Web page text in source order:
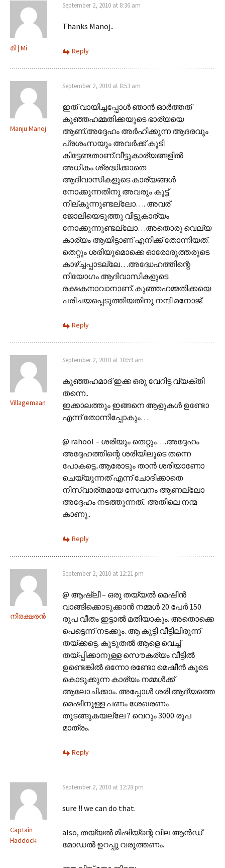
മി | Mi
September 2, 2010 at 8:36 am
Thanks Manoj..
Reply
Manju Manoj
September 2, 2010 at 8:53 am
ഇത് വായിച്ചപ്പോള്‍ ഞാന്‍ ഓര്‍ത്തത്‌
കുഞ്ഞഹമ്മതിക്കയുടെ ഭാര്യയെ
ആണ്.അദ്ദേഹം അര്‍ഹിക്കുന്ന ആദരവും
പ്രശംസയും അവര്‍ക്ക് കൂടി
കിട്ടേണ്ടതാണ്.വീട്ടുകാര്യങ്ങളില്‍
അധികം ശ്രദ്ധിക്കാതെ
ആദിവാസികളുടെ കാര്യങ്ങള്‍
നോക്കുന്നതിനു അവരും കൂട്ട്
നില്കുന്നുണ്ടല്ലോ…. അവര്
ജോലിയെടുത്തു വീട്ടുകാര്യം
നോക്കുന്നുണ്ടല്ലോ…അതൊരു വെല്യ
കാര്യം ആയിട്ടാണ് എനിക്ക് തോന്നിയത്.
തെറ്റും ശരിയുമൊക്കെ ഓരോരുത്തരുടെ
കാഴ്ച്ചപ്പാടല്ലേ…അദ്ധേഹത്തിന്റെ
നിയോഗം ആദിവാസികളുടെ
രക്ഷകനാവാനാണ്. കുഞ്ഞഹമ്മതിക്കയെ
പരിചയപ്പെടുത്തിയതിനു നന്ദി മനോജ്‌.
Reply
Villagemaan
September 2, 2010 at 10:59 am
കുഞ്ഞഹമാദ് ഇക്ക ഒരു വേറിട്ട വ്യക്തി
തന്നെ..
ഇക്കാലത്തും ഇങ്ങനെ ആളുകള്‍ ഉണ്ടോ
എന്ന് തോന്നിപ്പോകും…
@ rahool – ശരിയും തെറ്റും….അദ്ദേഹം
അദ്ദേഹത്തിന്റെ ശരിയിലൂടെ തന്നെ
പോകട്ടെ..ആരോടും താന്‍ ശരിയാണോ
ചെയ്യുന്നത് എന്ന് ചോദിക്കാതെ
നിസ്വാര്തമായ സേവനം ആണല്ലോ
അദ്ദേഹം നടത്തുന്നത്.. അതിലെ നന്മ
കാണു..
Reply
നിരക്ഷരന്‍
September 2, 2010 at 12:21 pm
@ ആഷ്‌ലീ – ഒരു തയ്യല്‍ മെഷീന്‍
വാങ്ങിക്കൊടുക്കാന്‍ നമ്മള്‍ 20 പേര്‍ 150
രൂപ വീതം ഇട്ടാല്‍ മതിയാകും. അതൊക്കെ
പെട്ടെന്ന് നടക്കും. ആ കുട്ടി വീട്ടിലിരുന്ന്
തയ്‌ക്കട്ടെ. കൂടുതല്‍ ആളെ വെച്ച്
തയ്പ്പിക്കാനുള്ള സൌകര്യം വീട്ടില്‍
ഉണ്ടെങ്കില്‍ ഒന്നോ രണ്ടോ മെഷീന്‍ കൂടെ
കൊടുക്കുന്ന കാര്യം നമ്മള്‍ക്ക്
ആലോചിക്കാം. അപ്പോള്‍ ശരി ആദ്യത്തെ
മെഷീനുള്ള പണം ശേഖരണം
തുടങ്ങുകയല്ലേ ? വെറും 3000 രൂപ
മാത്രം.
Reply
Captain
Haddock
September 2, 2010 at 12:28 pm
sure !! we can do that.
also, തയ്യല്‍ മിഷിയ്ന്റെ വില ആന്‍ഡ്‌
മോഡല്‍ ഉറപ്പു വരുത്തണം.